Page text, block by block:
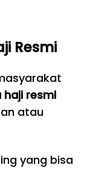
Resmi
haji resmi
atau
yang bisa